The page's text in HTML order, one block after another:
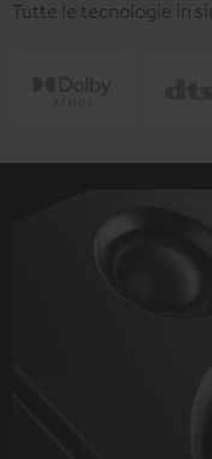
Tutte le tecnologie in